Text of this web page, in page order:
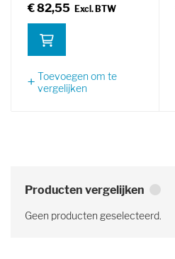
€ 82,55
Toevoegen om te
vergelijken
Producten vergelijken
Geen producten geselecteerd.